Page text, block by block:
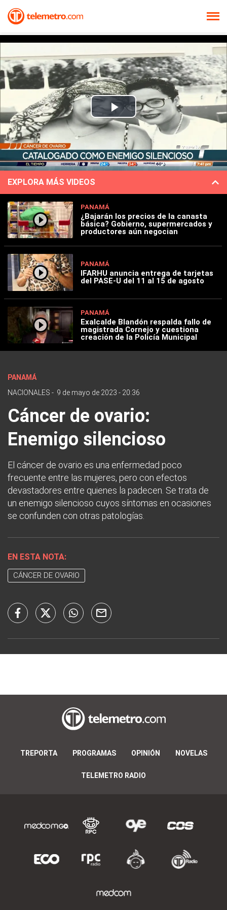
Play
Video
EXPLORA MÁS VIDEOS
PANAMÁ
¿Bajarán los precios de la canasta
básica? Gobierno, supermercados y
productores aún negocian
PANAMÁ
IFARHU anuncia entrega de tarjetas
del PASE-U del 11 al 15 de agosto
PANAMÁ
Exalcalde Blandón respalda fallo de
magistrada Cornejo y cuestiona
creación de la Policía Municipal
PANAMÁ
NACIONALES - 9 de mayo de 2023 - 20:36
Cáncer de ovario:
Enemigo silencioso
El cáncer de ovario es una enfermedad poco
frecuente entre las mujeres, pero con efectos
devastadores entre quienes la padecen. Se trata de
un enemigo silencioso cuyos síntomas en ocasiones
se confunden con otras patologías.
EN ESTA NOTA:
CÁNCER DE OVARIO
TREPORTA PROGRAMAS OPINIÓN NOVELAS
TELEMETRO RADIO